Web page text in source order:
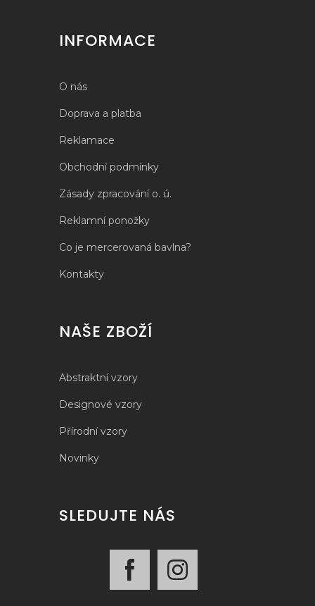
INFORMACE
O nás
Doprava a platba
Reklamace
Obchodní podmínky
Zásady zpracování o. ú.
Reklamní ponožky
Co je mercerovaná bavlna?
Kontakty
NAŠE ZBOŽÍ
Abstraktní vzory
Designové vzory
Přírodní vzory
Novinky
SLEDUJTE NÁS